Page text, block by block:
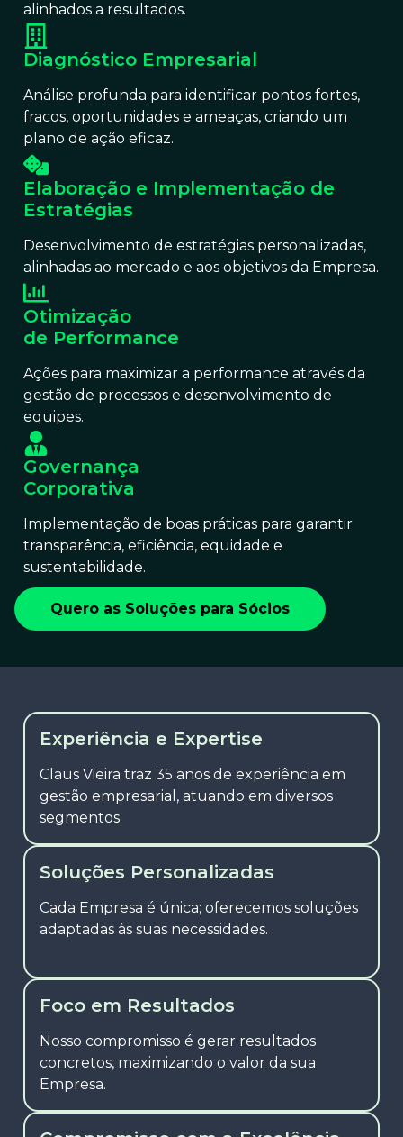
alinhados a resultados.
Diagnóstico Empresarial
Análise profunda para identificar pontos fortes,
fracos, oportunidades e ameaças, criando um
plano de ação eficaz.
Elaboração e Implementação de
Estratégias
Desenvolvimento de estratégias personalizadas,
alinhadas ao mercado e aos objetivos da Empresa.
Otimização
de Performance
Ações para maximizar a performance através da
gestão de processos e desenvolvimento de
equipes.
Governança
Corporativa
Implementação de boas práticas para garantir
transparência, eficiência, equidade e
sustentabilidade.
Quero as Soluções para Sócios
Experiência e Expertise
Claus Vieira traz 35 anos de experiência em
gestão empresarial, atuando em diversos
segmentos.
Soluções Personalizadas
Cada Empresa é única; oferecemos soluções
adaptadas às suas necessidades.
Foco em Resultados
Nosso compromisso é gerar resultados
concretos, maximizando o valor da sua
Empresa.